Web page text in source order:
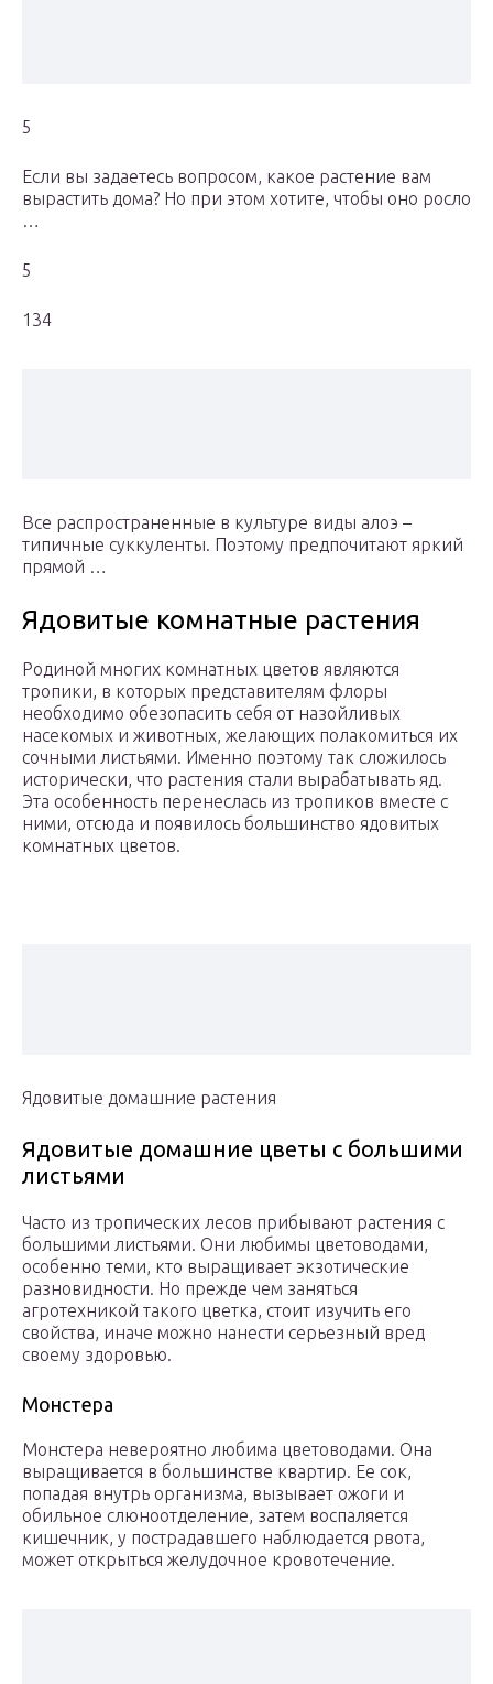
5
Если вы задаетесь вопросом, какое растение вам
вырастить дома? Но при этом хотите, чтобы оно росло
…
5
134
Все распространенные в культуре виды алоэ –
типичные суккуленты. Поэтому предпочитают яркий
прямой …
Ядовитые комнатные растения
Родиной многих комнатных цветов являются
тропики, в которых представителям флоры
необходимо обезопасить себя от назойливых
насекомых и животных, желающих полакомиться их
сочными листьями. Именно поэтому так сложилось
исторически, что растения стали вырабатывать яд.
Эта особенность перенеслась из тропиков вместе с
ними, отсюда и появилось большинство ядовитых
комнатных цветов.
Ядовитые домашние растения
Ядовитые домашние цветы с большими
листьями
Часто из тропических лесов прибывают растения с
большими листьями. Они любимы цветоводами,
особенно теми, кто выращивает экзотические
разновидности. Но прежде чем заняться
агротехникой такого цветка, стоит изучить его
свойства, иначе можно нанести серьезный вред
своему здоровью.
Монстера
Монстера невероятно любима цветоводами. Она
выращивается в большинстве квартир. Ее сок,
попадая внутрь организма, вызывает ожоги и
обильное слюноотделение, затем воспаляется
кишечник, у пострадавшего наблюдается рвота,
может открыться желудочное кровотечение.